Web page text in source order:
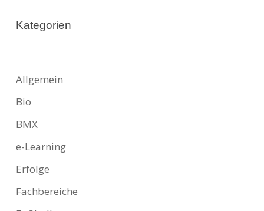
Kategorien
Allgemein
Bio
BMX
e-Learning
Erfolge
Fachbereiche